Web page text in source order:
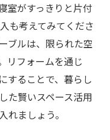
室がすっきりと片付
も考えてみてくださ
ブルは、限られた空
リフォームを通じ
することで、暮らし
た賢いスペース活用
ましょう。